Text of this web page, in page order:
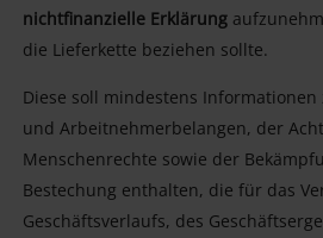
nichtfinanzielle Erklärung
die Lieferkette beziehen sollte.
Diese soll mindestens Informationen
und Arbeitnehmerbelangen, der
Menschenrechte sowie der
Bestechung enthalten, die für das
Geschäftsverlaufs, des